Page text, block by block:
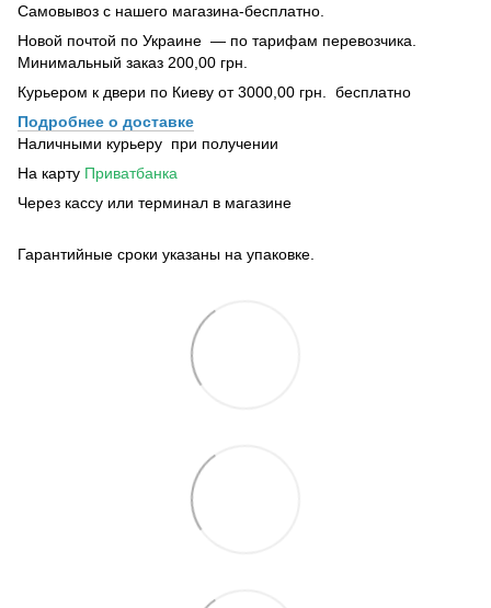
Самовывоз с нашего магазина-бесплатно.
Новой почтой по Украине — по тарифам перевозчика.
Минимальный заказ 200,00 грн.
Курьером к двери по Киеву от 3000,00 грн. бесплатно
Подробнее о доставке
Наличными курьеру при получении
На карту Приватбанка
Через кассу или терминал в магазине
Гарантийные сроки указаны на упаковке.